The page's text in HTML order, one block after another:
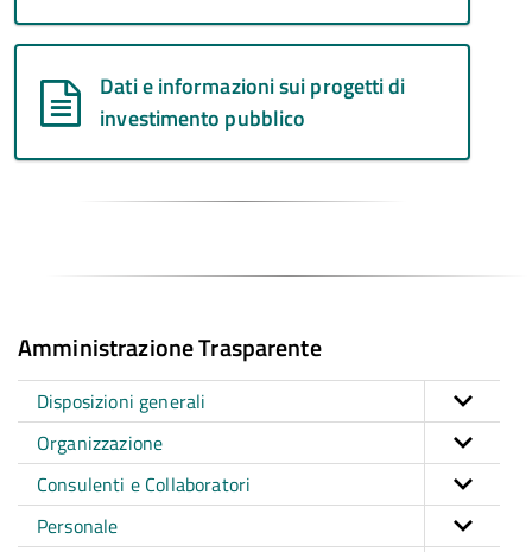
Dati e informazioni sui progetti di
investimento pubblico
Amministrazione Trasparente
Disposizioni generali
Organizzazione
Consulenti e Collaboratori
Personale